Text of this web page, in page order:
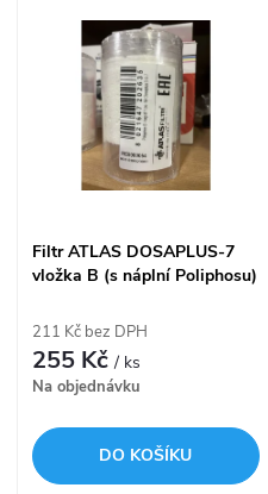
Filtr ATLAS DOSAPLUS-7
vložka B (s náplní Poliphosu)
211 Kč bez DPH
255 Kč/ ks
Na objednávku
DO KOŠÍKU